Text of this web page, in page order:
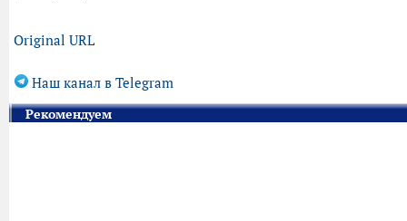
Original URL
Наш канал в Telegram
Рекомендуем